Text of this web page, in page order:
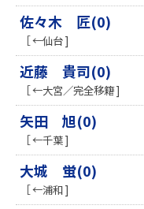
佐々木 匠(0)
［ ←仙台 ]
近藤 貴司(0)
［ ←大宮／完全移籍 ]
矢田 旭(0)
［ ←千葉 ]
大城 蛍(0)
［ ←浦和 ]